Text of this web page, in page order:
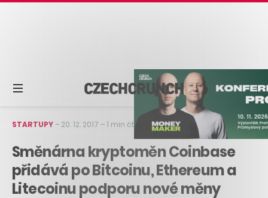
STARTUPY– 20. 12. 2017 –1 min čtení
Směnárna kryptoměn Coinbase
přidává po Bitcoinu, Ethereum a
Litecoinu podporu nové měny